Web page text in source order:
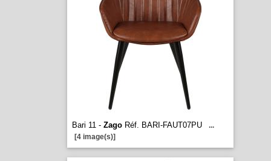
Bari 11 - ZagoRéf. BARI-FAUT07PU
...
[4 image(s)]